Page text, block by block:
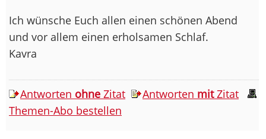
Ich wünsche Euch allen einen schönen Abend
und vor allem einen erholsamen Schlaf.
Kavra
Antworten ohne Zitat Antworten mitZitat
Themen-Abo bestellen